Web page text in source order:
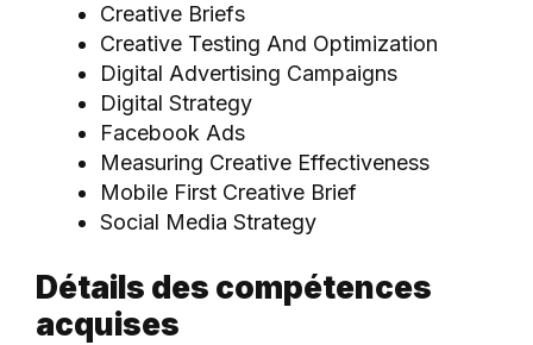
Creative Briefs
Creative Testing And Optimization
Digital Advertising Campaigns
Digital Strategy
Facebook Ads
Measuring Creative Effectiveness
Mobile First Creative Brief
Social Media Strategy
Détails des compétences
acquises